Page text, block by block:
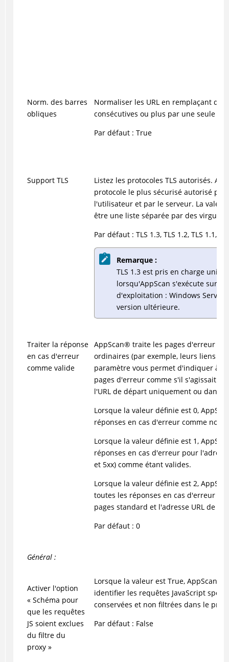
Norm. des barres
obliques
Normaliser les URL en remplaçant
consécutives ou plus par une seule
Par défaut : True
Support TLS
Listez les protocoles TLS autorisés.
protocole le plus sécurisé autorisé
l'utilisateur et par le serveur. La
être une liste séparée par des virgules.
Par défaut : TLS 1.3, TLS 1.2, TLS 1.1,
Remarque :
TLS 1.3 est pris en charge
lorsqu'AppScan s'exécute sur le
d'exploitation : Windows Server
version ultérieure.
Traiter la réponse
en cas d'erreur
comme valide
AppScan® traite les pages d'erreur
ordinaires (par exemple, leurs liens ne
paramètre vous permet d'indiquer à
pages d'erreur comme s'il s'agissait
l'URL de départ uniquement ou dans
Lorsque la valeur définie est 0,
réponses en cas d'erreur comme non
Lorsque la valeur définie est 1,
réponses en cas d'erreur pour
et 5xx) comme étant valides.
Lorsque la valeur définie est 2,
toutes les réponses en cas d'erreur
pages standard et l'adresse URL de
Par défaut : 0
Général :
Activer l'option
« Schéma pour
que les requêtes
JS soient exclues
du filtre du
proxy »
Lorsque la valeur est True, AppScan
identifier les requêtes JavaScript
conservées et non filtrées dans le
Par défaut : False